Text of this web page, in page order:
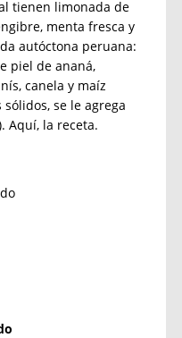
tienen limonada de
menta fresca y
autóctona peruana:
piel de ananá,
canela y maíz
se le agrega
Aquí, la receta.